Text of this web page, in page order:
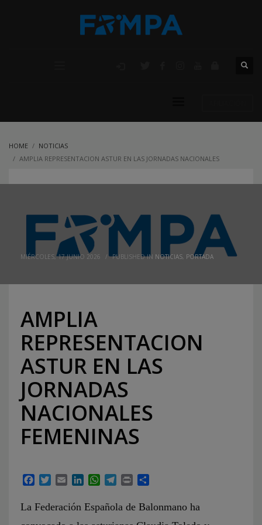
HOME
NOTICIAS
AMPLIA REPRESENTACION ASTUR EN LAS JORNADAS NACIONALES
MIÉRCOLES, 17 JUNIO 2026 / PUBLISHED IN NOTICIAS PORTADA
AMPLIA
REPRESENTACION
ASTUR EN LAS
JORNADAS
NACIONALES
FEMENINAS
Facebook
TwitterEmailLinkedInWhatsApp
Telegram
Print
La Federación Española de Balonmano ha